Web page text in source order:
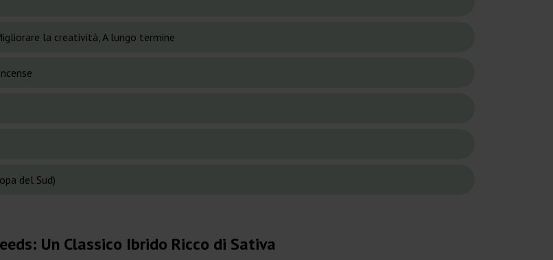
la creatività, A lungo termine
del Sud)
Un Classico Ibrido Ricco di Sativa